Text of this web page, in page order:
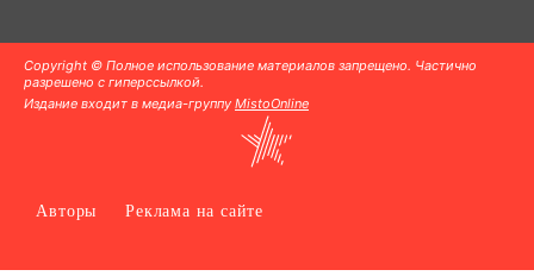
Copyright © Полное использование материалов запрещено. Частично
разрешено с гиперссылкой.
Издание входит в медиа-группу MistoOnline
Авторы Реклама на сайте